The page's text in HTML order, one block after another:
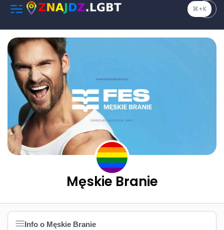
⌘+K
Męskie Branie
Info o Męskie Branie